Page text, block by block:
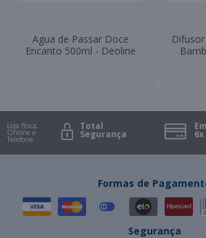
Desinfetante 5 Litros Fresh
Lemon Master San
Refil
Rodo
Loja física,
Online e
Telefone
Total
Segurança 6x
Formas de
Segurança